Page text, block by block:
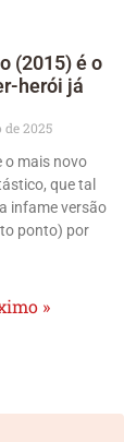
(2015) é o
herói já
de 2025
o mais novo
que tal
infame versão
ponto) por
»